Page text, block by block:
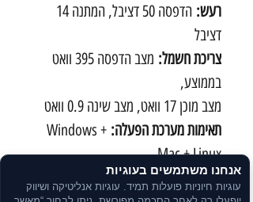
רעש:
הדפסה 50 דציבל, המתנה 14
דציבל
צריכת חשמל:
מצב הדפסה 395 וואט
בממוצע,
מצב מוכן 17 וואט, מצב שינה 0.9 וואט
תאימות מערכת הפעלה: Windows +
Mac + Linux
מתכלים
אנחנו משתמשים בעוגיות
עוגיות חיוניות פועלות תמיד. עוגיות אנליטיקה ושיווק